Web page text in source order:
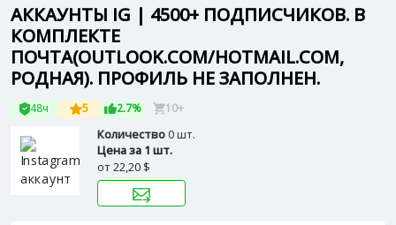
АККАУНТЫ IG | 4500+ ПОДПИСЧИКОВ. В
КОМПЛЕКТЕ
ПОЧТА(OUTLOOK.COM/HOTMAIL.COM,
РОДНАЯ). ПРОФИЛЬ НЕ ЗАПОЛНЕН.
48ч 5 2.7% 10+
Количество0 шт.
Цена за 1 шт.
от22,20 $